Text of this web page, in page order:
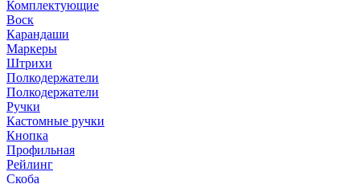
Комплектующие
Воск
Карандаши
Маркеры
Штрихи
Полкодержатели
Полкодержатели
Ручки
Кастомные ручки
Кнопка
Профильная
Рейлинг
Скоба